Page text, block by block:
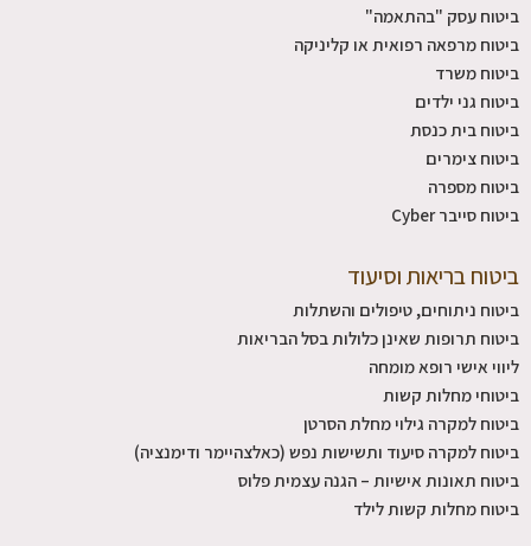
ביטוח עסק "בהתאמה"
ביטוח מרפאה רפואית או קליניקה
ביטוח משרד
ביטוח גני ילדים
ביטוח בית כנסת
ביטוח צימרים
ביטוח מספרה
ביטוח סייבר Cyber
ביטוח בריאות וסיעוד
ביטוח ניתוחים, טיפולים והשתלות
ביטוח תרופות שאינן כלולות בסל הבריאות
ליווי אישי רופא מומחה
ביטוחי מחלות קשות
ביטוח למקרה גילוי מחלת הסרטן
ביטוח למקרה סיעוד ותשישות נפש (כאלצהיימר ודימנציה)
ביטוח תאונות אישיות – הגנה עצמית פלוס
ביטוח מחלות קשות לילד